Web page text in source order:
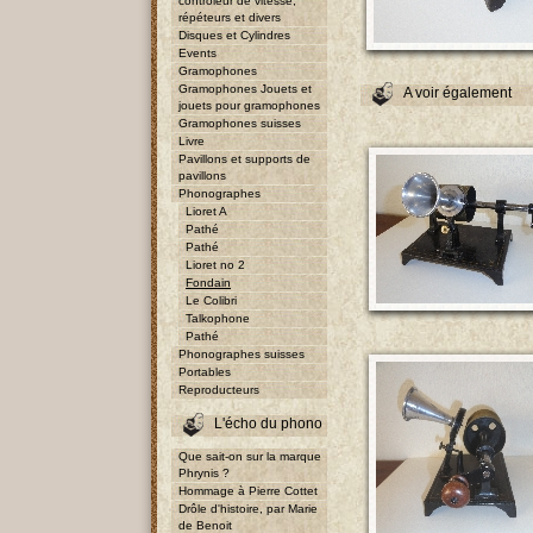
répéteurs et divers
Disques et Cylindres
Events
Gramophones
Gramophones Jouets et
jouets pour gramophones
Gramophones suisses
Livre
Pavillons et supports de
pavillons
Phonographes
Lioret A
Pathé
Pathé
Lioret no 2
Fondain
Le Colibri
Talkophone
Pathé
Phonographes suisses
Portables
Reproducteurs
L'écho du phono
Que sait-on sur la marque
Phrynis ?
Hommage à Pierre Cottet
Drôle d'histoire, par Marie
de Benoit
A voir également